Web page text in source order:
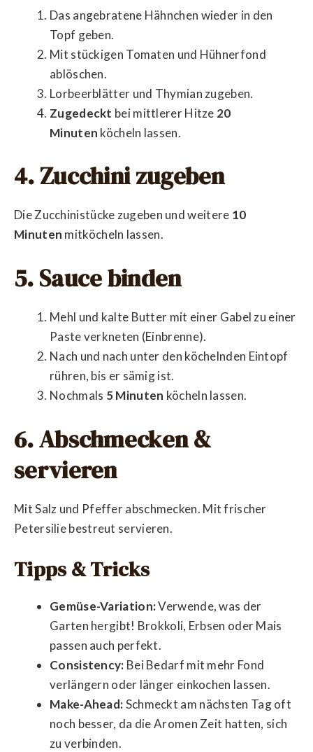
Das angebratene Hähnchen wieder in den
Topf geben.
Mit stückigen Tomaten und Hühnerfond
ablöschen.
Lorbeerblätter und Thymian zugeben.
Zugedeckt bei mittlerer Hitze 20
Minuten köcheln lassen.
4. Zucchini zugeben
Die Zucchinistücke zugeben und weitere 10
Minuten mitköcheln lassen.
5. Sauce binden
Mehl und kalte Butter mit einer Gabel zu einer
Paste verkneten (Einbrenne).
Nach und nach unter den köchelnden Eintopf
rühren, bis er sämig ist.
Nochmals 5 Minuten köcheln lassen.
6. Abschmecken &
servieren
Mit Salz und Pfeffer abschmecken. Mit frischer
Petersilie bestreut servieren.
Tipps & Tricks
Gemüse-Variation:Verwende, was der
Garten hergibt! Brokkoli, Erbsen oder Mais
passen auch perfekt.
Consistency: Bei Bedarf mit mehr Fond
verlängern oder länger einkochen lassen.
Make-Ahead:Schmeckt am nächsten Tag oft
noch besser, da die Aromen Zeit hatten, sich
zu verbinden.